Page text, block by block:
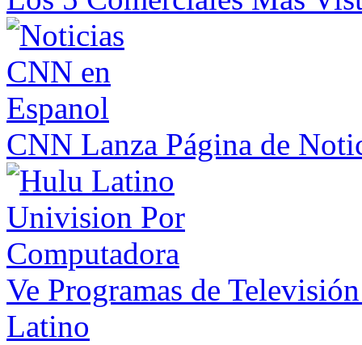
CNN Lanza Página de
Ve Programas de
Latino